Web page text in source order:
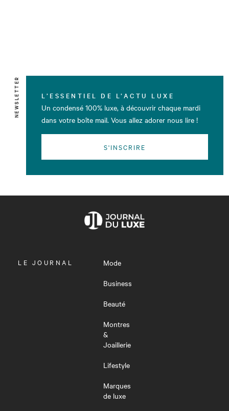
NEWSLETTER L’ESSENTIEL DE L’ACTU LUXE
Un condensé 100% luxe, à découvrir chaque mardi
dans votre boîte mail. Vous allez adorer nous lire !
S'INSCRIRE
OUVRIR
LE JOURNAL
Mode
Business
Beauté
Montres
&
Joaillerie
Lifestyle
Marques
de luxe